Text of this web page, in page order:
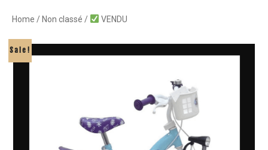
Home / Non classé / VENDU
Sale!